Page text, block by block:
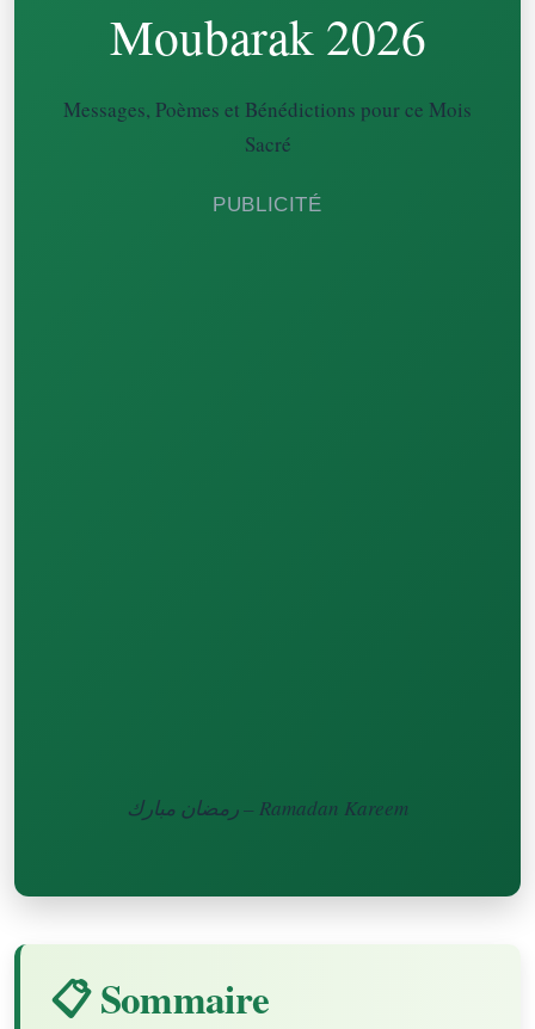
Moubarak 2026
Messages, Poèmes et Bénédictions pour ce Mois
Sacré
PUBLICITÉ
رمضان مبارك – Ramadan Kareem
📋 Sommaire